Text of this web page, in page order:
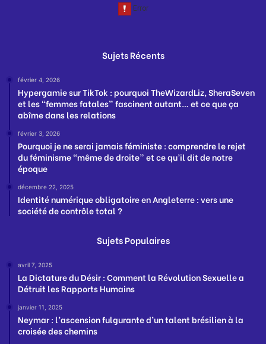
Sujets Récents
février 4, 2026
Hypergamie sur TikTok : pourquoi TheWizardLiz, SheraSeven
et les “femmes fatales” fascinent autant… et ce que ça
abîme dans les relations
février 3, 2026
Pourquoi je ne serai jamais féministe : comprendre le rejet
du féminisme “même de droite” et ce qu’il dit de notre
époque
décembre 22, 2025
Identité numérique obligatoire en Angleterre : vers une
société de contrôle total ?
Sujets Populaires
avril 7, 2025
La Dictature du Désir : Comment la Révolution Sexuelle a
Détruit les Rapports Humains
janvier 11, 2025
Neymar : l’ascension fulgurante d’un talent brésilien à la
croisée des chemins